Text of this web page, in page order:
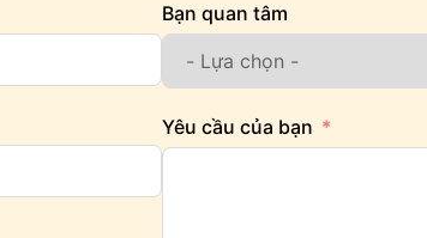
Bạn quan tâm
Yêu cầu của bạn